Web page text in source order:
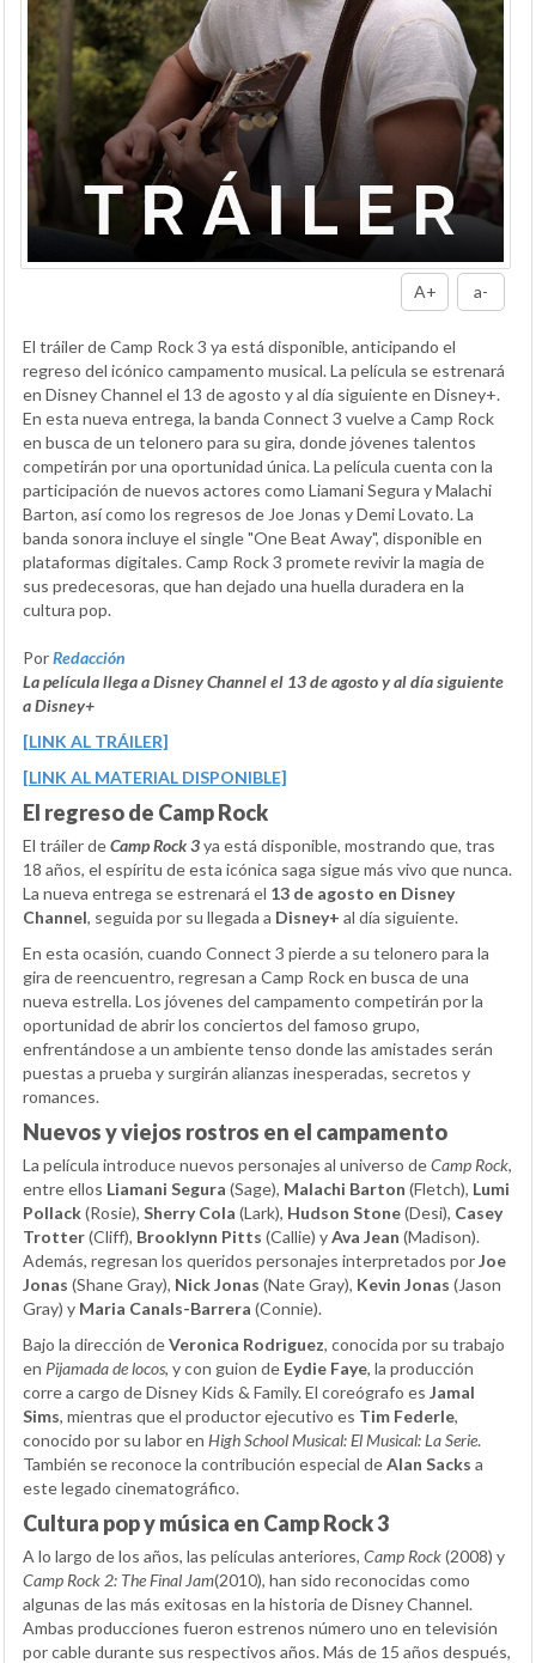
A+ a-
El tráiler de Camp Rock 3 ya está disponible, anticipando el
regreso del icónico campamento musical. La película se estrenará
en Disney Channel el 13 de agosto y al día siguiente en Disney+.
En esta nueva entrega, la banda Connect 3 vuelve a Camp Rock
en busca de un telonero para su gira, donde jóvenes talentos
competirán por una oportunidad única. La película cuenta con la
participación de nuevos actores como Liamani Segura y Malachi
Barton, así como los regresos de Joe Jonas y Demi Lovato. La
banda sonora incluye el single "One Beat Away", disponible en
plataformas digitales. Camp Rock 3 promete revivir la magia de
sus predecesoras, que han dejado una huella duradera en la
cultura pop.
PorRedacción
La película llega a Disney Channel el 13 de agosto y al día siguiente
a Disney+
[LINK AL TRÁILER]
[LINK AL MATERIAL DISPONIBLE]
El regreso de Camp Rock
El tráiler deCamp Rock 3ya está disponible, mostrando que, tras
18 años, el espíritu de esta icónica saga sigue más vivo que nunca.
La nueva entrega se estrenará el 13 de agosto en Disney
Channel, seguida por su llegada a Disney+ al día siguiente.
En esta ocasión, cuando Connect 3 pierde a su telonero para la
gira de reencuentro, regresan a Camp Rock en busca de una
nueva estrella. Los jóvenes del campamento competirán por la
oportunidad de abrir los conciertos del famoso grupo,
enfrentándose a un ambiente tenso donde las amistades serán
puestas a prueba y surgirán alianzas inesperadas, secretos y
romances.
Nuevos y viejos rostros en el campamento
La película introduce nuevos personajes al universo deCamp Rock,
entre ellos Liamani Segura (Sage), Malachi Barton (Fletch), Lumi
Pollack(Rosie), Sherry Cola (Lark), Hudson Stone(Desi), Casey
Trotter(Cliff), Brooklynn Pitts (Callie) yAva Jean (Madison).
Además, regresan los queridos personajes interpretados porJoe
Jonas (Shane Gray), Nick Jonas (Nate Gray), Kevin Jonas (Jason
Gray) y Maria Canals-Barrera (Connie).
Bajo la dirección deVeronica Rodriguez, conocida por su trabajo
en Pijamada de locos, y con guion de Eydie Faye, la producción
corre a cargo de Disney Kids & Family. El coreógrafo es Jamal
Sims, mientras que el productor ejecutivo es Tim Federle,
conocido por su labor en High School Musical: El Musical: La Serie.
También se reconoce la contribución especial deAlan Sacks a
este legado cinematográfico.
Cultura pop y música en Camp Rock 3
A lo largo de los años, las películas anteriores, Camp Rock(2008) y
Camp Rock 2: The Final Jam(2010), han sido reconocidas como
algunas de las más exitosas en la historia de Disney Channel.
Ambas producciones fueron estrenos número uno en televisión
por cable durante sus respectivos años. Más de 15 años después,